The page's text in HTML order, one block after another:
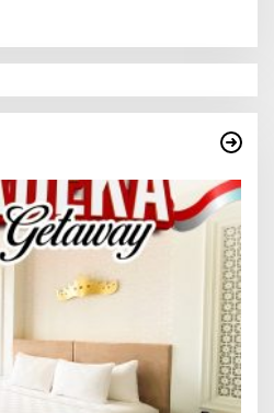
Kerajaan Sriwijaya